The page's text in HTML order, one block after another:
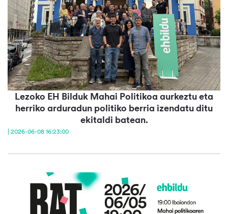
Lezoko EH Bilduk Mahai Politikoa aurkeztu eta
herriko arduradun politiko berria izendatu ditu
ekitaldi batean.
| 2026-06-08 16:23:00